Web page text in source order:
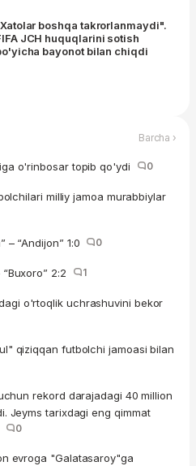
boshqa takrorlanmaydi".
JCH huquqlarini sotish
bayonot bilan chiqdi
Barcha ›
o'rinbosar topib qo'ydi 0
milliy jamoa murabbiylar
– “Andijon” 1:0 0
2:2 1
o'rtoqlik uchrashuvini bekor
qiziqqan futbolchi jamoasi bilan
rekord darajadagi 40 million
Jeyms tarixdagi eng qimmat
0
evroga "Galatasaroy"ga